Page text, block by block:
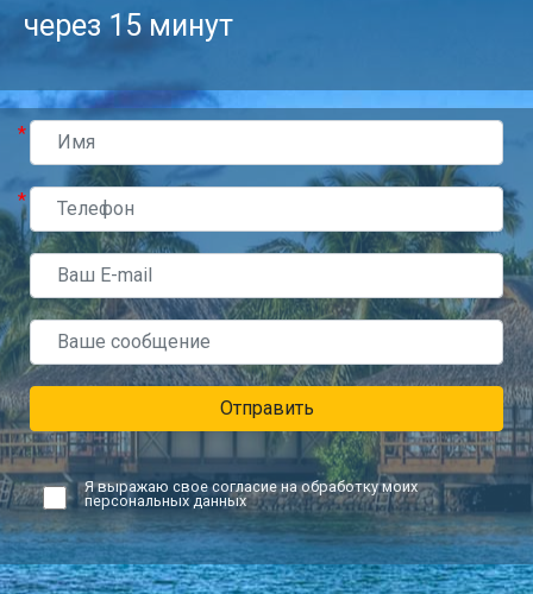
через 15 минут
*
*
Отправить
Я выражаю свое согласие на обработку моих
персональных данных